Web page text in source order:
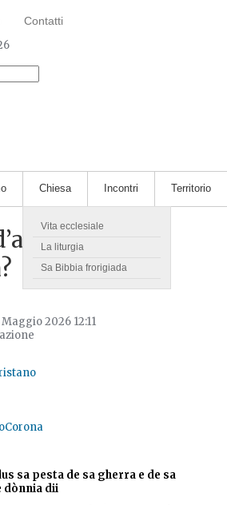
Contatti
Chiesa
Vita ecclesiale
La liturgia
Sa Bibbia frorigiada
Incontri Territorio
de
2026 12:11
sa pesta de sa gherra e de sa
dònnia dii